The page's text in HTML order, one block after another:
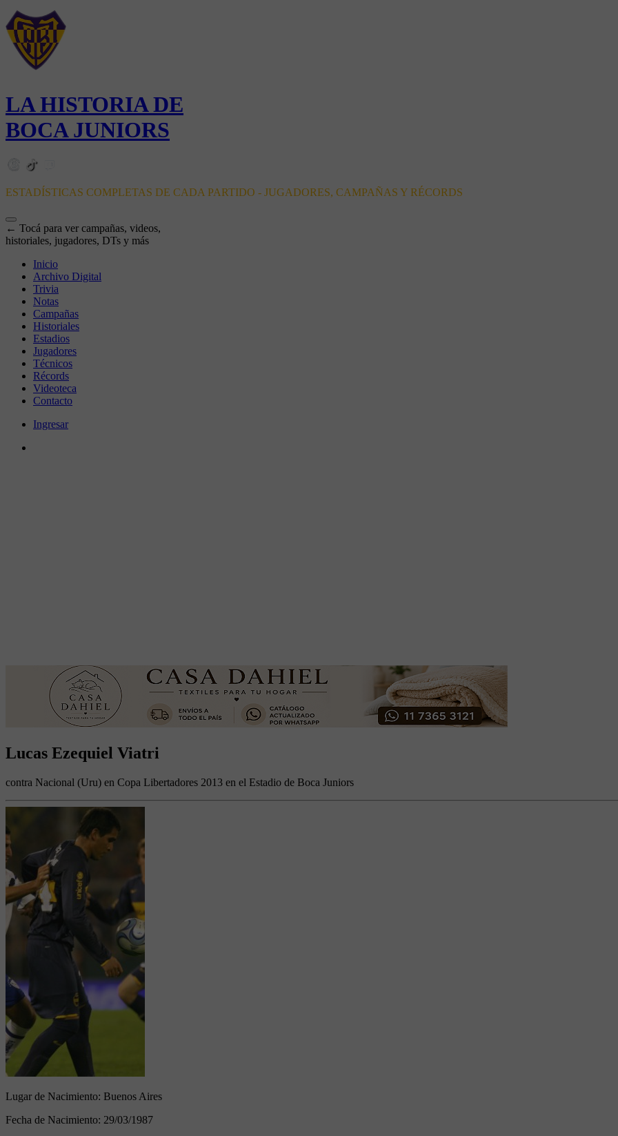
LA HISTORIA DE
BOCA JUNIORS
ESTADÍSTICAS COMPLETAS DE CADA PARTIDO - JUGADORES, CAMPAÑAS Y RÉCORDS
← Tocá para ver campañas, videos,
historiales, jugadores, DTs y más
Inicio
Archivo Digital
Trivia
Notas
Campañas
Historiales
Estadios
Jugadores
Técnicos
Récords
Videoteca
Contacto
Ingresar
Lucas Ezequiel Viatri
contra Nacional (Uru) en Copa Libertadores 2013 en el Estadio de Boca Juniors
Lugar de Nacimiento: Buenos Aires
Fecha de Nacimiento: 29/03/1987